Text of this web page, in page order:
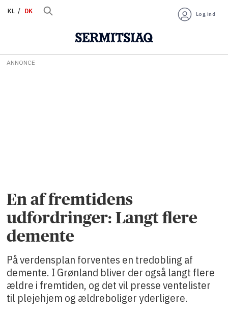
KL DK Log ind
ANNONCE
En af fremtidens
udfordringer: Langt flere
demente
På verdensplan forventes en tredobling af
demente. I Grønland bliver der også langt flere
ældre i fremtiden, og det vil presse ventelister
til plejehjem og ældreboliger yderligere.